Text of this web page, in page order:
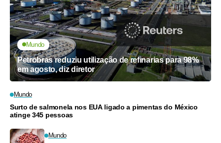
Mundo
Petrobras reduziu utilização de refinarias para 98%
em agosto, diz diretor
Mundo
Surto de salmonela nos EUA ligado a pimentas do México
atinge 345 pessoas
Mundo